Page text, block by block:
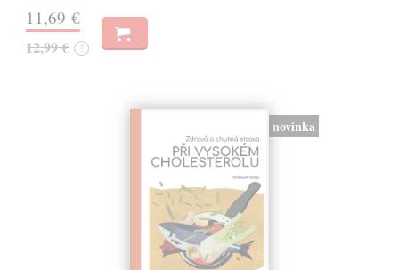
11,69 €
12,99 € ?
novinka